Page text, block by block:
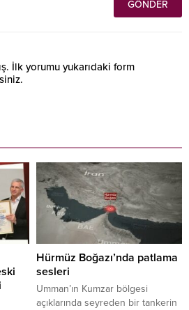
İlk yorumu yukarıdaki form
Hürmüz Boğazı’nda patlama
sesleri
Umman’ın Kumzar bölgesi
açıklarında seyreden bir tankerin